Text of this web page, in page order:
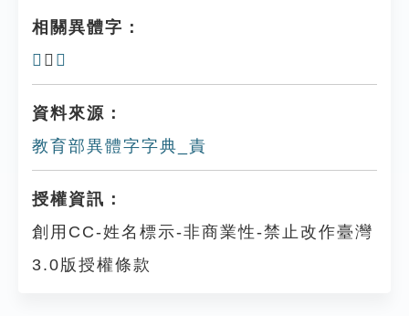
相關異體字：
𧵩 、 𧶌
資料來源：
教育部異體字字典_責
授權資訊：
創用CC-姓名標示-非商業性-禁止改作臺灣
3.0版授權條款